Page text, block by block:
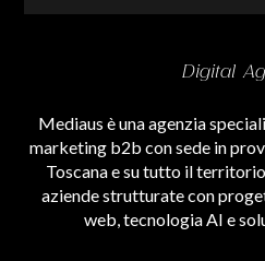
Digital
Mediaus è una agenzia
marketing b2b con sede in
Toscana e su tutto il
aziende strutturate con
web, tecnologia AI e